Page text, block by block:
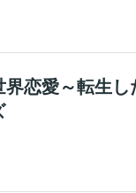
恋愛～転生し